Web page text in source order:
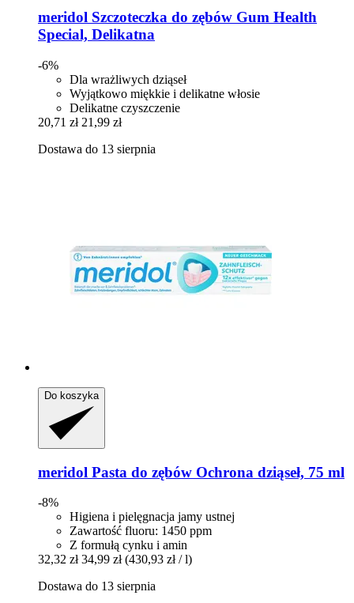
meridol Szczoteczka do zębów Gum Health
Special, Delikatna
-6%
Dla wrażliwych dziąseł
Wyjątkowo miękkie i delikatne włosie
Delikatne czyszczenie
20,71 zł 21,99 zł
Dostawa do 13 sierpnia
Do koszyka
meridol Pasta do zębów Ochrona dziąseł, 75 ml
-8%
Higiena i pielęgnacja jamy ustnej
Zawartość fluoru: 1450 ppm
Z formułą cynku i amin
32,32 zł 34,99 zł (430,93 zł / l)
Dostawa do 13 sierpnia